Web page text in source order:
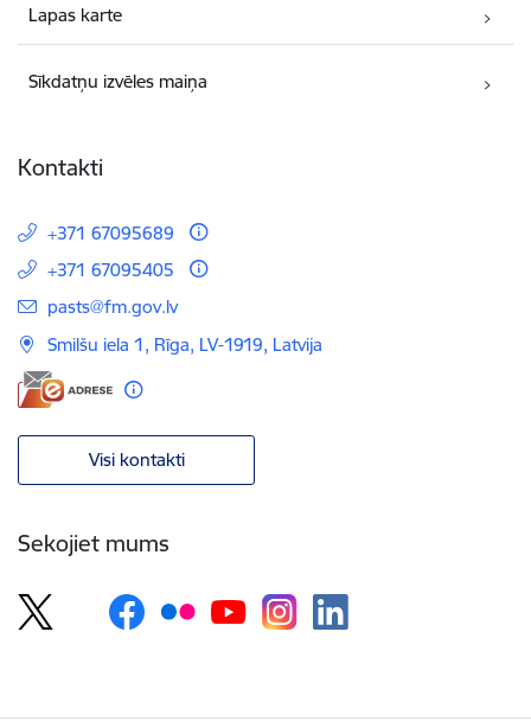
Lapas karte
Sīkdatņu izvēles maiņa
Kontakti
+371 67095689
+371 67095405
E-pasts:
pasts@fm.gov.lv
Smilšu iela 1, Rīga, LV-1919, Latvija
Visi kontakti
Sekojiet mums